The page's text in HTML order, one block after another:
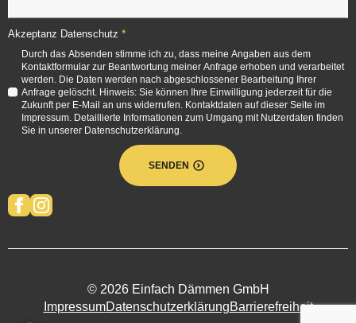
Akzeptanz Datenschutz *
Durch das Absenden stimme ich zu, dass meine Angaben aus dem
Kontaktformular zur Beantwortung meiner Anfrage erhoben und verarbeitet
werden. Die Daten werden nach abgeschlossener Bearbeitung Ihrer
Anfrage gelöscht. Hinweis: Sie können Ihre Einwilligung jederzeit für die
Zukunft per E-Mail an uns widerrufen. Kontaktdaten auf dieser Seite im
Impressum. Detaillierte Informationen zum Umgang mit Nutzerdaten finden
Sie in unserer Datenschutzerklärung.
SENDEN
© 2026 Einfach Dämmen GmbH
ImpressumDatenschutzerklärungBarrierefreiheit